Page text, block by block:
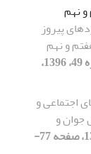
نهم
پیروز
و نهم
[دوره 13، شماره 49، 1396،
اجتماعی و
و
[دوره 13، شماره 48، 1396، صفحه 77-